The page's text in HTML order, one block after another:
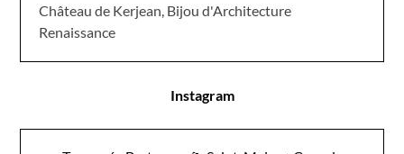
Château de Kerjean, Bijou d'Architecture
Renaissance
Instagram